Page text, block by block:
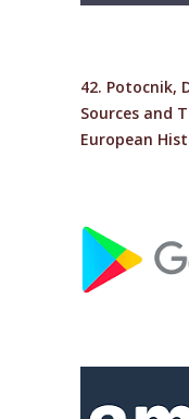
42. Potocnik,
Sources and
European